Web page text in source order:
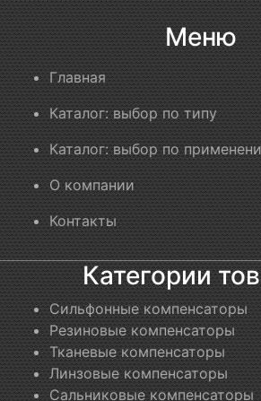
Меню
Главная
Каталог: выбор по типу
Каталог: выбор по
О компании
Контакты
Категории
Сильфонные компенсаторы
Резиновые компенсаторы
Тканевые компенсаторы
Линзовые компенсаторы
Сальниковые компенсаторы